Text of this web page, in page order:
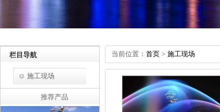
栏目导航
施工现场
推荐产品
当前位置：首页 >施工现场